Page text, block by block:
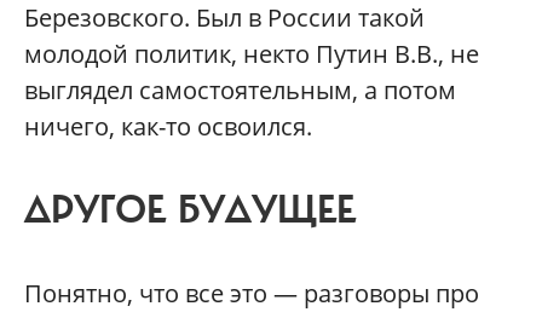
Березовского. Был в России такой
молодой политик, некто Путин В.В., не
выглядел самостоятельным, а потом
ничего, как-то освоился.
ДРУГОЕ БУДУЩЕЕ
Понятно, что все это — разговоры про